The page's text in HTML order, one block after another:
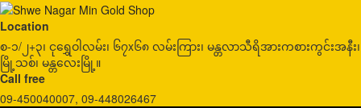
Location
စ-၁/၂+၃၊ ငုရွှေဝါလမ်း၊ ၆၇x၆၈ လမ်းကြား၊ မန္တလာသီရိအားကစားကွင်းအနီး၊
မြို့သစ်၊ မန္တလေးမြို့။
Call free
09-450040007, 09-448026467